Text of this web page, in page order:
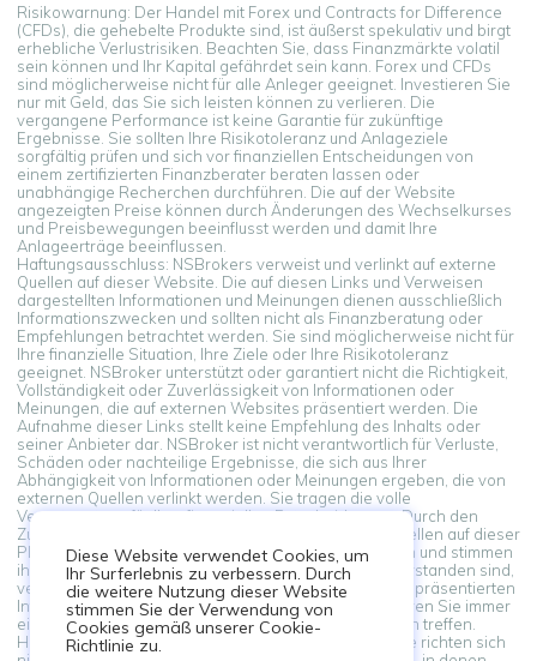
Risikowarnung: Der Handel mit Forex und Contracts for Difference
(CFDs), die gehebelte Produkte sind, ist äußerst spekulativ und birgt
erhebliche Verlustrisiken. Beachten Sie, dass Finanzmärkte volatil
sein können und Ihr Kapital gefährdet sein kann. Forex und CFDs
sind möglicherweise nicht für alle Anleger geeignet. Investieren Sie
nur mit Geld, das Sie sich leisten können zu verlieren. Die
vergangene Performance ist keine Garantie für zukünftige
Ergebnisse. Sie sollten Ihre Risikotoleranz und Anlageziele
sorgfältig prüfen und sich vor finanziellen Entscheidungen von
einem zertifizierten Finanzberater beraten lassen oder
unabhängige Recherchen durchführen. Die auf der Website
angezeigten Preise können durch Änderungen des Wechselkurses
und Preisbewegungen beeinflusst werden und damit Ihre
Anlageerträge beeinflussen.
Haftungsausschluss: NSBrokers verweist und verlinkt auf externe
Quellen auf dieser Website. Die auf diesen Links und Verweisen
dargestellten Informationen und Meinungen dienen ausschließlich
Informationszwecken und sollten nicht als Finanzberatung oder
Empfehlungen betrachtet werden. Sie sind möglicherweise nicht für
Ihre finanzielle Situation, Ihre Ziele oder Ihre Risikotoleranz
geeignet. NSBroker unterstützt oder garantiert nicht die Richtigkeit,
Vollständigkeit oder Zuverlässigkeit von Informationen oder
Meinungen, die auf externen Websites präsentiert werden. Die
Aufnahme dieser Links stellt keine Empfehlung des Inhalts oder
seiner Anbieter dar. NSBroker ist nicht verantwortlich für Verluste,
Schäden oder nachteilige Ergebnisse, die sich aus Ihrer
Abhängigkeit von Informationen oder Meinungen ergeben, die von
externen Quellen verlinkt werden. Sie tragen die volle
Verantwortung für Ihre finanziellen Entscheidungen. Durch den
Zugriff und die Verwendung von Links zu externen Quellen auf dieser
Plattform erkennen Sie diesen Haftungsausschluss an und stimmen
ihm zu. Wenn Sie mit diesen Bedingungen nicht einverstanden sind,
verzichten Sie darauf, sich auf die in externen Quellen präsentierten
Informationen und Meinungen zu verlassen. Konsultieren Sie immer
einen Fachmann, wenn Sie finanzielle Entscheidungen treffen.
Haftungsausschluss: Informationen auf dieser Website richten sich
Diese Website verwendet Cookies, um
Ihr Surferlebnis zu verbessern. Durch
die weitere Nutzung dieser Website
stimmen Sie der Verwendung von
Cookies gemäß unserer Cookie-
Richtlinie zu.